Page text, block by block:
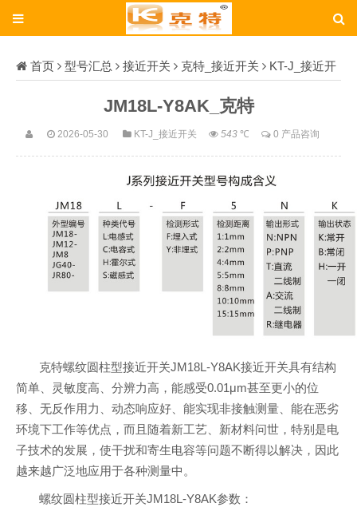
首页 型号汇总 接近开关 克特_接近开关 KT-J_接近开
JM18L-Y8AK_克特
2026-05-30 KT-J_接近开关 543 ℃ 0 产品咨询
克特螺纹圆柱型接近开关JM18L-Y8AK接近开关具有结构
简单、灵敏度高、分辨力高，能感受0.01μm甚至更小的位
移、无反作用力、动态响应好、能实现非接触测量、能在恶劣
环境下工作等优点，而且随着新工艺、新材料问世，特别是电
子技术的发展，使干扰和寄生电容等问题不断得以解决，因此
越来越广泛地应用于各种测量中。
螺纹圆柱型接近开关JM18L-Y8AK参数：